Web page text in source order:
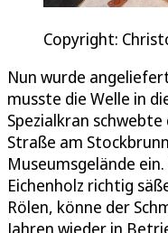
Copyright:
Nun wurde
musste die Welle in
Spezialkran
Straße am
Museumsgelände
Eichenholz richtig
Rölen, könne der
Jahren wieder in